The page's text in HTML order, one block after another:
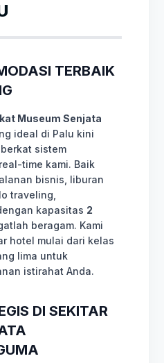
TERBAIK
Museum Senjata
ideal di Palu kini
sistem
time kami. Baik
bisnis, liburan
traveling,
kapasitas 2
beragam. Kami
hotel mulai dari kelas
lima untuk
istirahat Anda.
DI SEKITAR